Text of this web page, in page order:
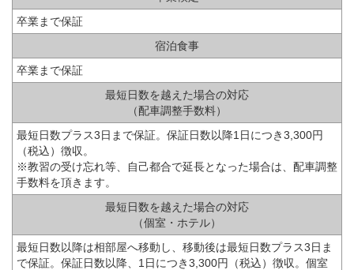
卒業まで保証
宿泊食事
卒業まで保証
最短日数を越えた場合の対応
（配車調整手数料）
最短日数プラス3日まで保証。保証日数以降1日につき3,300円
（税込）徴収。
※教習の受け忘れ等、自己都合で延長となった場合は、配車調整
手数料を頂きます。
最短日数を越えた場合の対応
（個室・ホテル）
最短日数以降は相部屋へ移動し、移動後は最短日数プラス3日ま
で保証。保証日数以降、1日につき3,300円（税込）徴収。個室